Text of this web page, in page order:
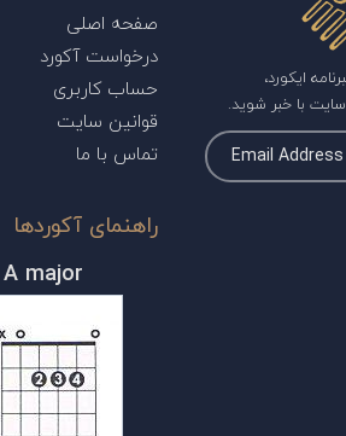
ایکورد،
با خبر شوید.
صفحه اصلی
درخواست آکورد
حساب کاربری
قوانین سایت
تماس با ما
راهنمای آکوردها
A major